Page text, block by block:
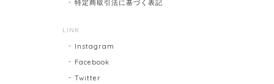
特定商取引法に基づく表記
LINK
Instagram
Facebook
Twitter